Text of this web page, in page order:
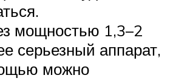
мощностью 1,3–2
серьезный аппарат,
можно